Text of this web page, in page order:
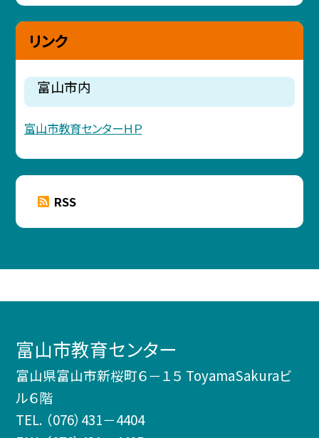
リンク
富山市内
富山市教育センターＨＰ
RSS
富山市教育センター
富山県富山市新桜町６－１５ ToyamaSakuraビ
ル６階
TEL. （076）431－4404